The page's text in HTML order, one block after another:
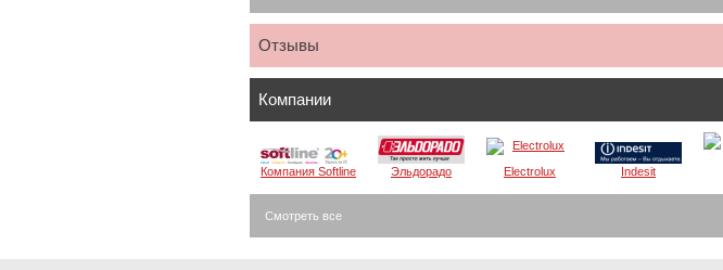
Отзывы
Компании
Компания Softline Эльдорадо Electrolux Indesit
Смотреть все